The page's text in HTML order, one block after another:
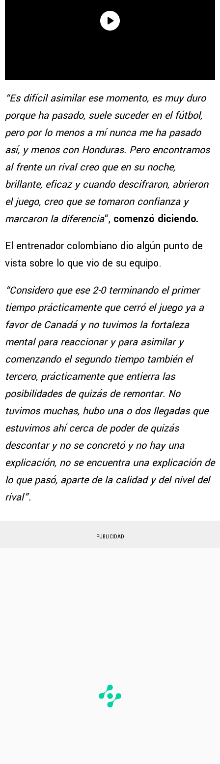
“Es difícil asimilar ese momento, es muy duro
porque ha pasado, suele suceder en el fútbol,
pero por lo menos a mí nunca me ha pasado
así, y menos con Honduras. Pero encontramos
al frente un rival creo que en su noche,
brillante, eficaz y cuando descifraron, abrieron
el juego, creo que se tomaron confianza y
marcaron la diferencia“, comenzó diciendo.
El entrenador colombiano dio algún punto de
vista sobre lo que vio de su equipo.
“Considero que ese 2-0 terminando el primer
tiempo prácticamente que cerró el juego ya a
favor de Canadá y no tuvimos la fortaleza
mental para reaccionar y para asimilar y
comenzando el segundo tiempo también el
tercero, prácticamente que entierra las
posibilidades de quizás de remontar. No
tuvimos muchas, hubo una o dos llegadas que
estuvimos ahí cerca de poder de quizás
descontar y no se concretó y no hay una
explicación, no se encuentra una explicación de
lo que pasó, aparte de la calidad y del nivel del
rival”.
PUBLICIDAD